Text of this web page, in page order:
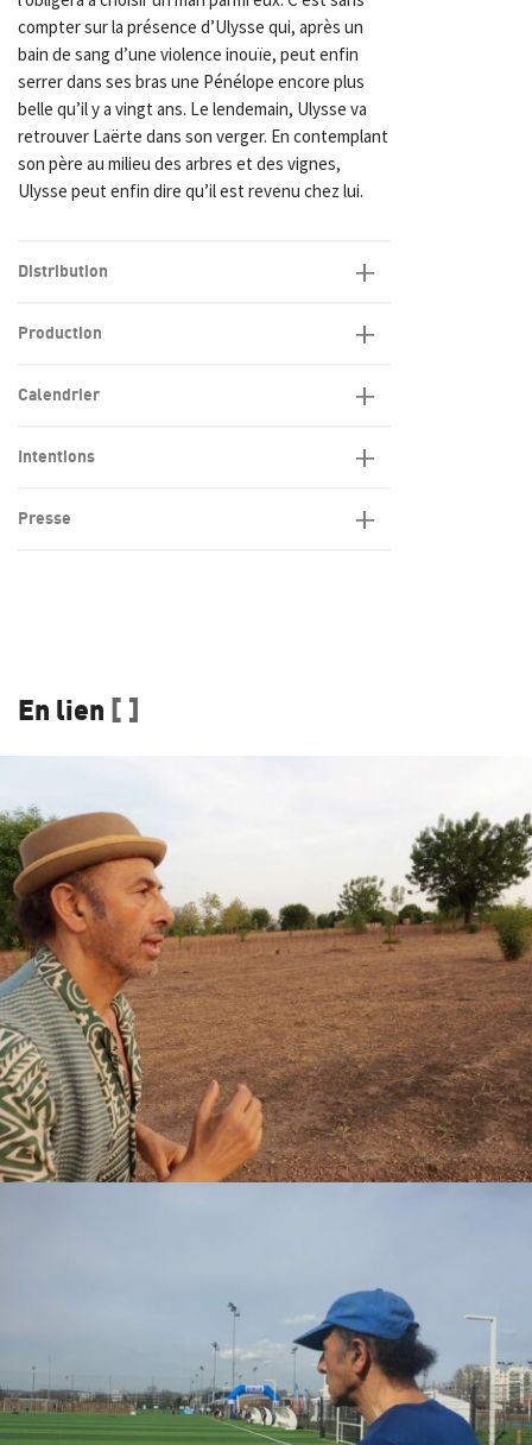
compter sur la présence d’Ulysse qui, après un
bain de sang d’une violence inouïe, peut enfin
serrer dans ses bras une Pénélope encore plus
belle qu’il y a vingt ans. Le lendemain, Ulysse va
retrouver Laërte dans son verger. En contemplant
son père au milieu des arbres et des vignes,
Ulysse peut enfin dire qu’il est revenu chez lui.
Distribution
Production
Calendrier
Intentions
Presse
En lien [ ]